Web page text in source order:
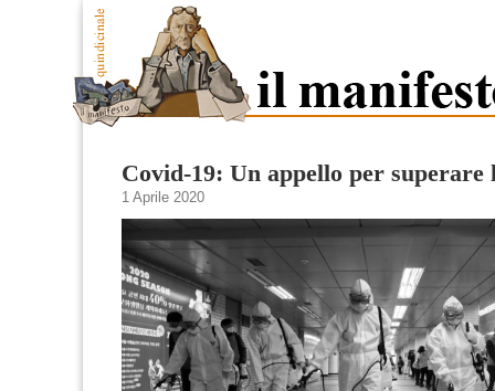
Covid-19: Un appello per superare
1 Aprile 2020